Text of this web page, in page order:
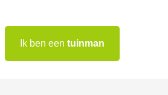
Ik ben een tuinman